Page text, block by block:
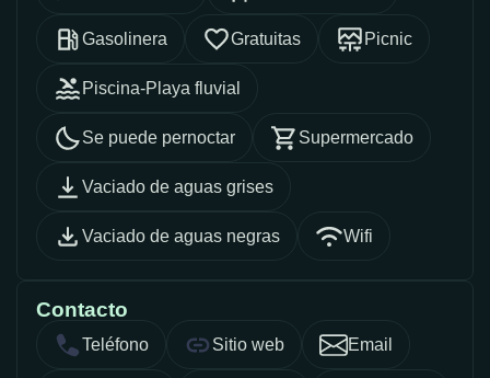
Gasolinera Gratuitas Picnic
Piscina-Playa fluvial
Se puede pernoctar Supermercado
Vaciado de aguas grises
Vaciado de aguas negras Wifi
Contacto
Teléfono Sitio web Email